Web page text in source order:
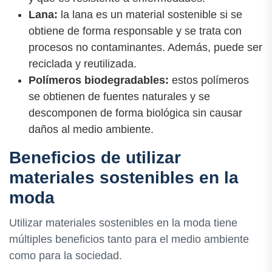
Lana: la lana es un material sostenible si se
obtiene de forma responsable y se trata con
procesos no contaminantes. Además, puede ser
reciclada y reutilizada.
Polímeros biodegradables: estos polímeros
se obtienen de fuentes naturales y se
descomponen de forma biológica sin causar
daños al medio ambiente.
Beneficios de utilizar
materiales sostenibles en la
moda
Utilizar materiales sostenibles en la moda tiene
múltiples beneficios tanto para el medio ambiente
como para la sociedad.